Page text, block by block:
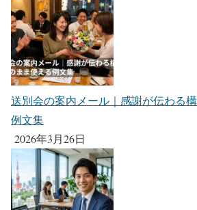
送別会の案内メール｜感謝が伝わる
例文集
2026年3月26日